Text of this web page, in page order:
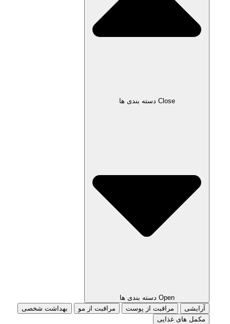
Close دسته بندی ها
Open دسته بندی ها
آرایشی
مراقبت از پوست مراقبت از مو
بهداشت شخصی
مکمل های غذایی